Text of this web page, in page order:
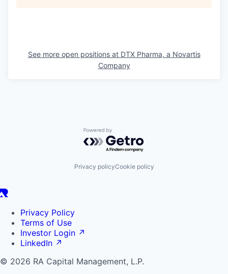
See more open positions at DTX Pharma, a Novartis
Company
Powered by Getro.com
Privacy policyCookie policy
Privacy Policy
Terms of Use
Investor Login ↗
LinkedIn ↗
© 2026 RA Capital Management, L.P.